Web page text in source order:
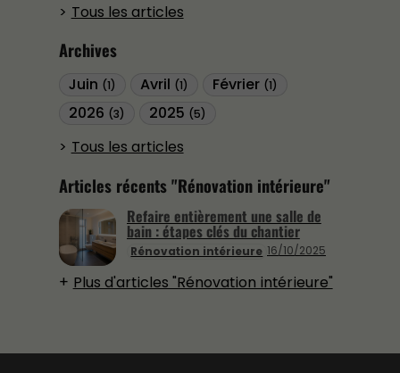
Tous les articles
Archives
Juin (1) Avril (1) Février (1)
2026 (3) 2025 (5)
Tous les articles
Articles récents "Rénovation intérieure"
Rénovation intérieure 16/10/2025
Refaire entièrement une salle de
bain : étapes clés du chantier
Plus d'articles "Rénovation intérieure"